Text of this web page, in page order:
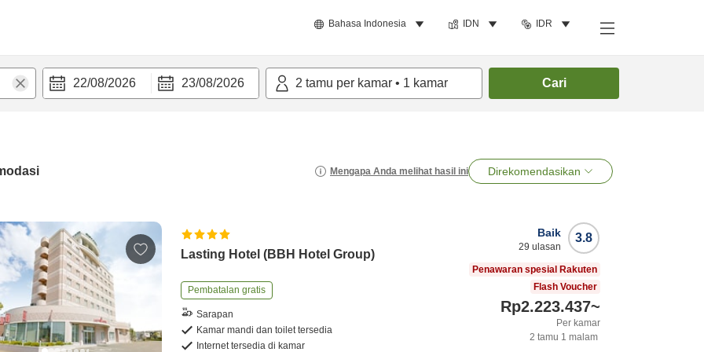
Bahasa Indonesia IDN IDR
22/08/2026 23/08/2026 2 tamu per kamar • 1 kamar Cari
Mengapa Anda melihat hasil ini Direkomendasikan
Lasting Hotel (BBH Hotel Group)
Pembatalan gratis
Sarapan
Kamar mandi dan toilet tersedia
Internet tersedia di kamar
3.8
Baik
29 ulasan
Penawaran spesial Rakuten
Flash Voucher
Rp2.223.437~
Per kamar
2 tamu 1 malam